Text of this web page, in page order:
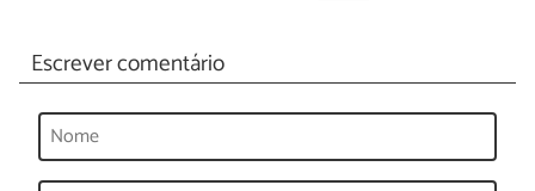
Escrever comentário